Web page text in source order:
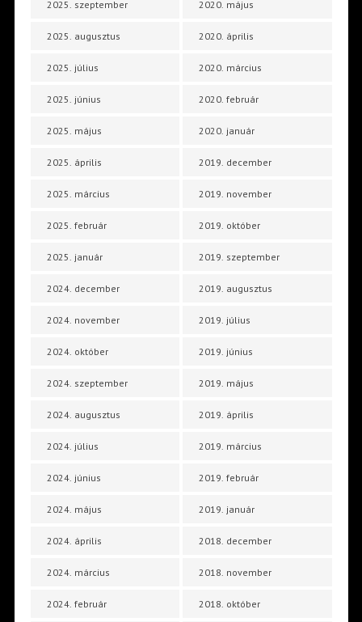
2025. szeptember
2025. augusztus
2025. július
2025. június
2025. május
2025. április
2025. március
2025. február
2025. január
2024. december
2024. november
2024. október
2024. szeptember
2024. augusztus
2024. július
2024. június
2024. május
2024. április
2024. március
2024. február
2020. május
2020. április
2020. március
2020. február
2020. január
2019. december
2019. november
2019. október
2019. szeptember
2019. augusztus
2019. július
2019. június
2019. május
2019. április
2019. március
2019. február
2019. január
2018. december
2018. november
2018. október